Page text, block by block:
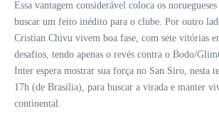
Essa vantagem considerável coloca os
buscar um feito inédito para o clube. Por outro
Cristian Chivu vivem boa fase, com sete vitórias
desafios, tendo apenas o revés contra o Bodo/
Inter espera mostrar sua força no San Siro, nesta
17h (de Brasília), para buscar a virada e manter
continental.